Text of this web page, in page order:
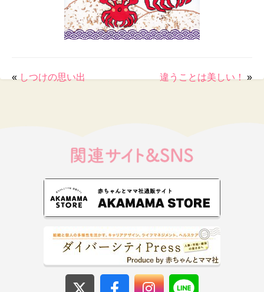
«しつけの思い出 違うことは美しい！»